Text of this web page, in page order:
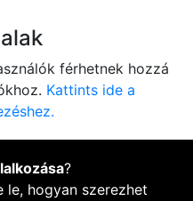
férhetnek hozzá
Kattints ide a
?
le, hogyan szerezhet